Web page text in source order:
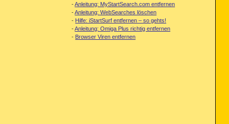
-Anleitung: MyStartSearch.com entfernen
-Anleitung: WebSearches löschen
- Hilfe: iStartSurf entfernen – so gehts!
-Anleitung: Omiga Plus richtig entfernen
- Browser Viren entfernen